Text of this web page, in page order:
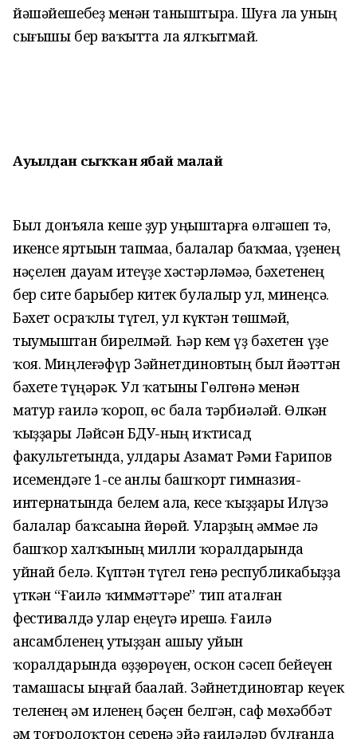
йәшәйешебеҙ менән таныштыра. Шуға ла уның
сығышы бер ваҡытта ла ялҡытмай.
Ауылдан сыҡҡан ябай малай
Был донъяла кеше ҙур уңыштарға өлгәшеп тә,
икенсе яртыһын тапмаһа, балалар баҡмаһа, үҙенең
нәҫелен дауам итеүҙе хәстәрләмәһә, бәхетенең
бер сите барыбер китек булалыр ул, минеңсә.
Бәхет осраҡлы түгел, ул күктән төшмәй,
тыумыштан бирелмәй. Һәр кем үҙ бәхетен үҙе
ҡоя. Миңлеғәфүр Зәйнетдиновтың был йәһәттән
бәхете түңәрәк. Ул ҡатыны Гөлгөнә менән
матур ғаилә ҡороп, өс бала тәрбиәләй. Өлкән
ҡыҙҙары Ләйсән БДУ-ның иҡтисад
факультетында, улдары Азамат Рәми Ғарипов
исемендәге 1-се һанлы башҡорт гимназия-
интернатында белем алһа, кесе ҡыҙҙары Илүзә
балалар баҡсаһына йөрөй. Уларҙың һәммәһе лә
башҡор халҡының милли ҡоралдарында
уйнай белә. Күптән түгел генә республикабыҙҙа
үткән “Ғаилә ҡиммәттәре” тип аталған
фестивалдә улар еңеүгә ирешә. Ғаилә
ансамбленең утыҙҙан ашыу уйын
ҡоралдарында өҙҙөрөүен, осҡон сәсеп бейеүен
тамашасы ыңғай баһалай. Зәйнетдиновтар кеүек
теленең һәм иленең бәҫен белгән, саф мөхәббәт
һәм тоғролоҡтоң серенә эйә ғаиләләр булғанда